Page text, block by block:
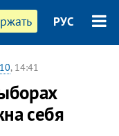
РУС
, 14:41
себя